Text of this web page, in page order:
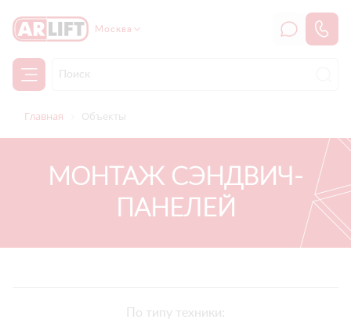
Москва
Главная Объекты
МОНТАЖ СЭНДВИЧ-
ПАНЕЛЕЙ
По типу техники: